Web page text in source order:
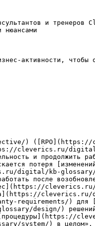
и
нюансами
активности, чтобы
)
cleverics.ru/
и продолжить
потеря
digital/kb-
после
cleverics.ru/
requirements/)
design/) решений по
system/) в целом», а